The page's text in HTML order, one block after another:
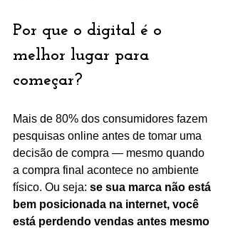
Por que o digital é o
melhor lugar para
começar?
Mais de 80% dos consumidores fazem
pesquisas online antes de tomar uma
decisão de compra — mesmo quando
a compra final acontece no ambiente
físico. Ou seja: se sua marca não está
bem posicionada na internet, você
está perdendo vendas antes mesmo